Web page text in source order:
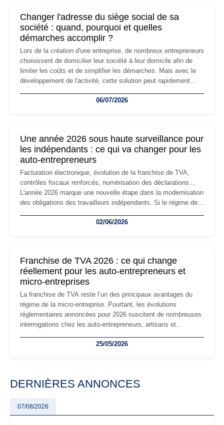
Changer l'adresse du siège social de sa
société : quand, pourquoi et quelles
démarches accomplir ?
Lors de la création d'une entreprise, de nombreux entrepreneurs
choisissent de domicilier leur société à leur domicile afin de
limiter les coûts et de simplifier les démarches. Mais avec le
développement de l'activité, cette solution peut rapidement
professionnels, recrutement, image de marque… Le
06/07/2026
Une année 2026 sous haute surveillance pour
les indépendants : ce qui va changer pour les
auto-entrepreneurs
Facturation électronique, évolution de la franchise de TVA,
contrôles fiscaux renforcés, numérisation des déclarations…
L'année 2026 marque une nouvelle étape dans la modernisation
des obligations des travailleurs indépendants. Si le régime de
les auto-entrepreneurs devront s'adapter à un environnement
02/06/2026
Franchise de TVA 2026 : ce qui change
réellement pour les auto-entrepreneurs et
micro-entreprises
La franchise de TVA reste l’un des principaux avantages du
régime de la micro-entreprise. Pourtant, les évolutions
réglementaires annoncées pour 2026 suscitent de nombreuses
interrogations chez les auto-entrepreneurs, artisans et
facturation ou risque de bascule vers la TVA : les règles
25/05/2026
DERNIÈRES ANNONCES
07/08/2026